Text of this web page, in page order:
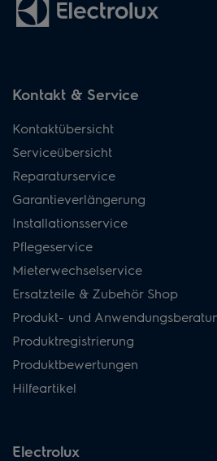
Kontakt & Service
Kontaktübersicht
Serviceübersicht
Reparaturservice
Garantieverlängerung
Installationsservice
Pflegeservice
Mieterwechselservice
Ersatzteile & Zubehör Shop
Produkt- und
Produktregistrierung
Produktbewertungen
Hilfeartikel
Electrolux